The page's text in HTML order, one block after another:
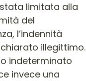
limitata alla
del
l’indennità
illegittimo.
indeterminato
invece una